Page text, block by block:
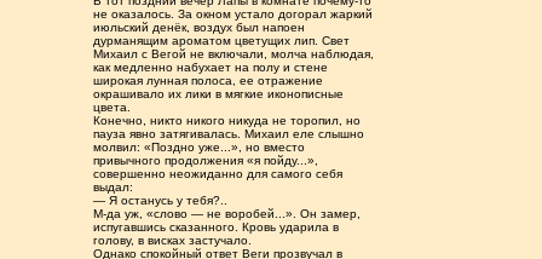
не оказалось. За окном устало догорал жаркий
июльский денёк, воздух был напоен
дурманящим ароматом цветущих лип. Свет
Михаил с Вегой не включали, молча наблюдая,
как медленно набухает на полу и стене
широкая лунная полоса, ее отражение
окрашивало их лики в мягкие иконописные
цвета.
Конечно, никто никого никуда не торопил, но
пауза явно затягивалась. Михаил еле слышно
молвил: «Поздно уже...», но вместо
привычного продолжения «я пойду...»,
совершенно неожиданно для самого себя
выдал:
— Я останусь у тебя?..
М-да уж, «слово — не воробей...». Он замер,
испугавшись сказанного. Кровь ударила в
голову, в висках застучало.
Однако спокойный ответ Веги прозвучал в